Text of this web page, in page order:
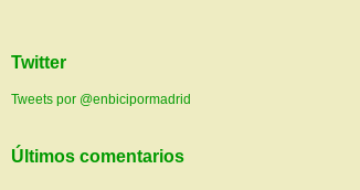
Twitter
Tweets por @enbicipormadrid
Últimos comentarios